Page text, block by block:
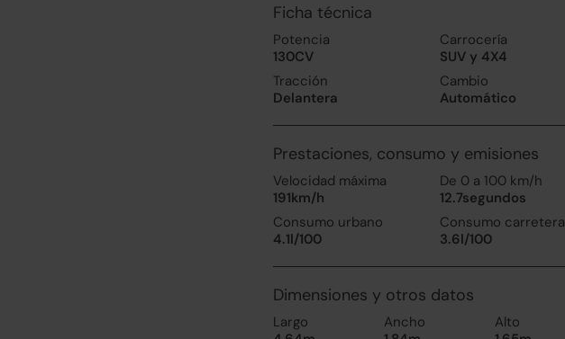
Ficha técnica
Potencia
130CV
Carrocería
SUV y 4X4
Tracción
Delantera
Cambio
Automático
Prestaciones, consumo y emisiones
Velocidad máxima
191km/h
De 0 a 100 km/h
12.7segundos
Consumo urbano
4.1l/100
Consumo carretera
3.6l/100
Dimensiones y otros datos
Largo
Ancho
Alto